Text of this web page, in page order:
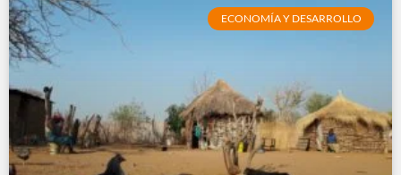
ECONOMÍA Y DESARROLLO